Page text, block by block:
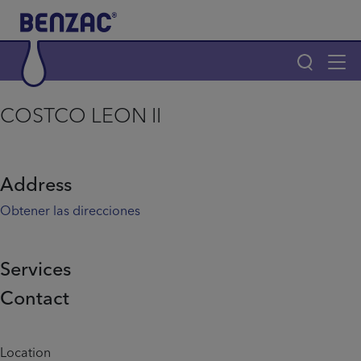
Skip to main content
Main navigation
¿Por qué elegir Benzac?
Home
Info menu
COSTCO LEON II
Address
Obtener las direcciones
Services
Contact
Location